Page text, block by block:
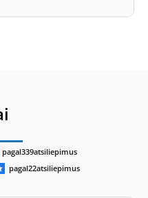
pagal339atsiliepimus
pagal22atsiliepimus